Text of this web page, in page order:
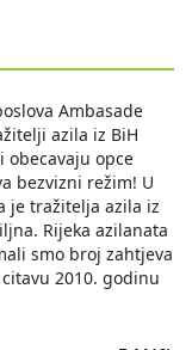
Ambasade
azila iz BiH
opce
bezvizni režim! U
je tražitelja azila iz
Rijeka azilanata
smo broj zahtjeva
2010. godinu